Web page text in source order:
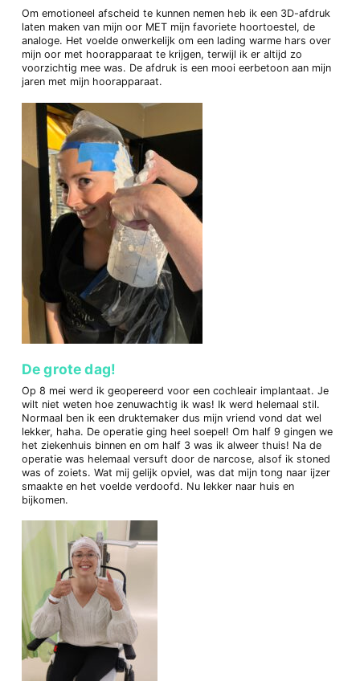
Om emotioneel afscheid te kunnen nemen heb ik een 3D-afdruk
laten maken van mijn oor MET mijn favoriete hoortoestel, de
analoge. Het voelde onwerkelijk om een lading warme hars over
mijn oor met hoorapparaat te krijgen, terwijl ik er altijd zo
voorzichtig mee was. De afdruk is een mooi eerbetoon aan mijn
jaren met mijn hoorapparaat.
De grote dag!
Op 8 mei werd ik geopereerd voor een cochleair implantaat. Je
wilt niet weten hoe zenuwachtig ik was! Ik werd helemaal stil.
Normaal ben ik een druktemaker dus mijn vriend vond dat wel
lekker, haha. De operatie ging heel soepel! Om half 9 gingen we
het ziekenhuis binnen en om half 3 was ik alweer thuis! Na de
operatie was helemaal versuft door de narcose, alsof ik stoned
was of zoiets. Wat mij gelijk opviel, was dat mijn tong naar ijzer
smaakte en het voelde verdoofd. Nu lekker naar huis en
bijkomen.